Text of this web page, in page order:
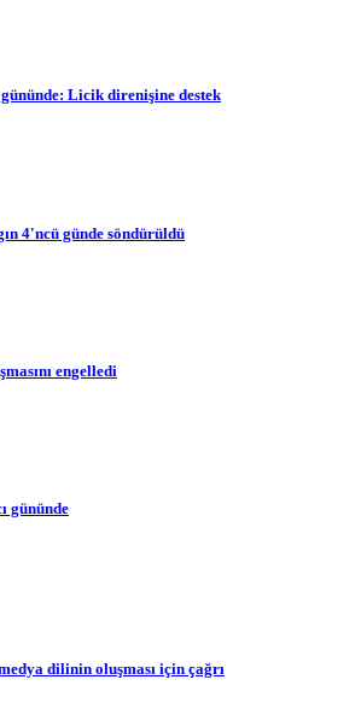
Licik direnişine destek
4'ncü günde söndürüldü
engelledi
gününde
dilinin oluşması için çağrı